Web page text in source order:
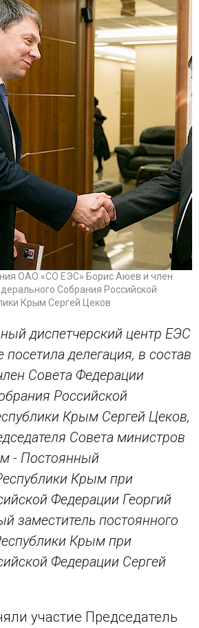
ОАО «СО ЕЭС» Борис Аюев и член
Собрания Российской
Крым Сергей Цеков
диспетчерский центр ЕЭС
делегация, в состав
Совета Федерации
Российской
Крым Сергей Цеков,
Совета министров
- Постоянный
Крым при
Федерации Георгий
заместитель постоянного
Крым при
Федерации Сергей
участие Председатель